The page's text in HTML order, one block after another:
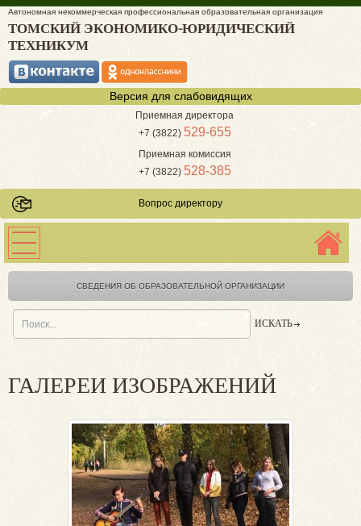
Автономная некоммерческая профессиональная образовательная организация
ТОМСКИЙ ЭКОНОМИКО-ЮРИДИЧЕСКИЙ
ТЕХНИКУМ
Версия для слабовидящих
Приемная директора
+7 (3822) 529-655
Приемная комиссия
+7 (3822) 528-385
Вопрос директору
СВЕДЕНИЯ ОБ ОБРАЗОВАТЕЛЬНОЙ ОРГАНИЗАЦИИ
ГАЛЕРЕИ ИЗОБРАЖЕНИЙ